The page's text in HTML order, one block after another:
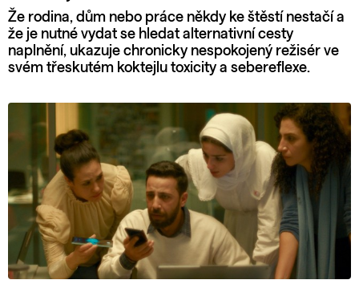
Že rodina, dům nebo práce někdy ke štěstí nestačí a
že je nutné vydat se hledat alternativní cesty
naplnění, ukazuje chronicky nespokojený režisér ve
svém třeskutém koktejlu toxicity a sebereflexe.